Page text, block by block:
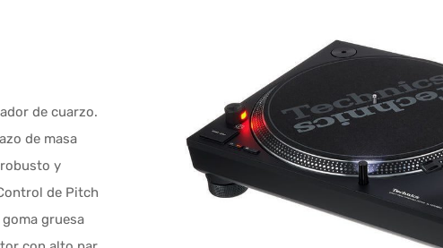
de cuarzo.
de masa
y
de Pitch
gruesa